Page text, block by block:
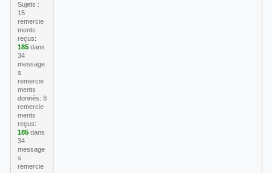
Sujets :
15
remercie
ments
reçus:
185dans
34
message
s
remercie
ments
donnés: 8
remercie
ments
reçus:
185dans
34
message
s
remercie